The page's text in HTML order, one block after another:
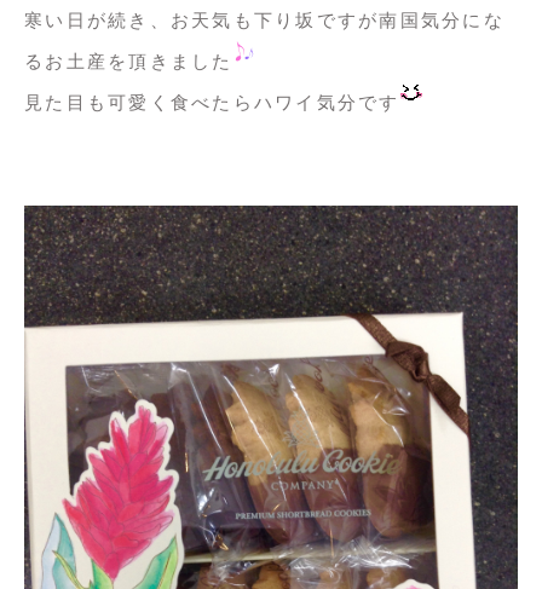
寒い日が続き、お天気も下り坂ですが南国気分にな
るお土産を頂きました
見た目も可愛く食べたらハワイ気分です